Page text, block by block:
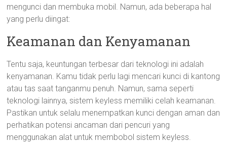
mengunci dan membuka mobil. Namun, ada beberapa hal
yang perlu diingat:
Keamanan dan Kenyamanan
Tentu saja, keuntungan terbesar dari teknologi ini adalah
kenyamanan. Kamu tidak perlu lagi mencari kunci di kantong
atau tas saat tanganmu penuh. Namun, sama seperti
teknologi lainnya, sistem keyless memiliki celah keamanan.
Pastikan untuk selalu menempatkan kunci dengan aman dan
perhatikan potensi ancaman dari pencuri yang
menggunakan alat untuk membobol sistem keyless.